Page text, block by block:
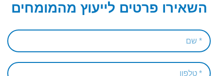
השאירו פרטים לייעוץ מהמומחים